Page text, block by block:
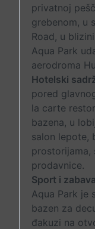
privatnoj
grebenom, u
Road, u
Aqua Park
aerodroma
Hotelski
pored
la carte
bazena, u
salon lepote,
prostorijama,
prodavnice.
Sport i zabava
Aqua Park je
bazen za
đakuzi na